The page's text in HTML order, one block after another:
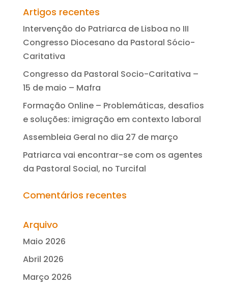
Artigos recentes
Intervenção do Patriarca de Lisboa no III
Congresso Diocesano da Pastoral Sócio-
Caritativa
Congresso da Pastoral Socio-Caritativa –
15 de maio – Mafra
Formação Online – Problemáticas, desafios
e soluções: imigração em contexto laboral
Assembleia Geral no dia 27 de março
Patriarca vai encontrar-se com os agentes
da Pastoral Social, no Turcifal
Comentários recentes
Arquivo
Maio 2026
Abril 2026
Março 2026